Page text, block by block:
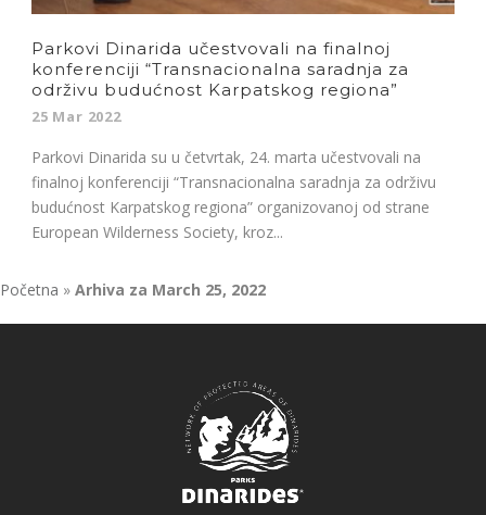
Parkovi Dinarida učestvovali na finalnoj
konferenciji “Transnacionalna saradnja za
održivu budućnost Karpatskog regiona”
25 Mar 2022
Parkovi Dinarida su u četvrtak, 24. marta učestvovali na
finalnoj konferenciji “Transnacionalna saradnja za održivu
budućnost Karpatskog regiona” organizovanoj od strane
European Wilderness Society, kroz...
Početna » Arhiva za March 25, 2022